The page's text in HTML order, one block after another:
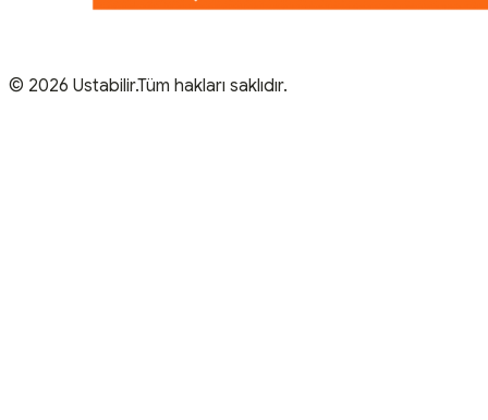
© 2026 Ustabilir.Tüm hakları saklıdır.